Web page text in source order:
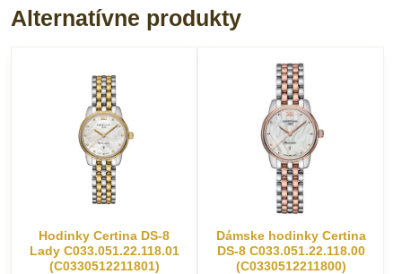
Alternatívne produkty
Hodinky Certina DS-8
Lady C033.051.22.118.01
(C0330512211801)
Dámske hodinky Certina
DS-8 C033.051.22.118.00
(C0330512211800)